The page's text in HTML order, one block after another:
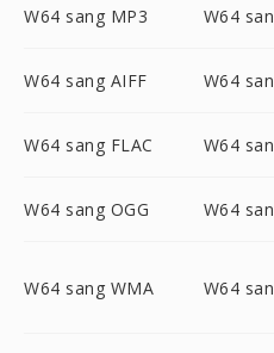
W64 sang MP3 W64
W64 sang AIFF W64
W64 sang FLAC W64
W64 sang OGG W64
W64 sang WMA W64